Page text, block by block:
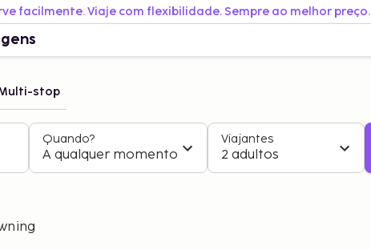
facilmente. Viaje com flexibilidade. Sempre ao melhor preço.
stop
Quando?
A qualquer momento
Viajantes
2 adultos